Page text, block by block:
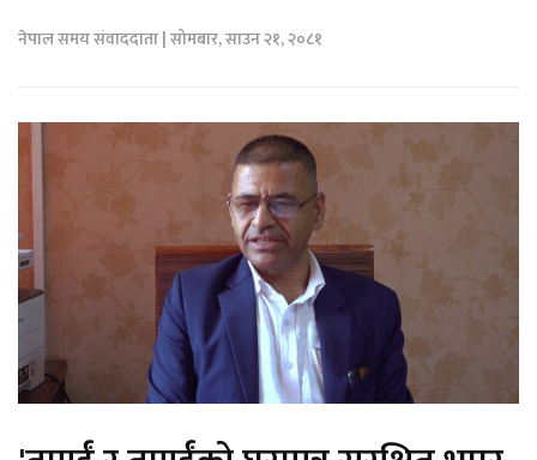
नेपाल समय संवाददाता | सोमबार, साउन २१, २०८१